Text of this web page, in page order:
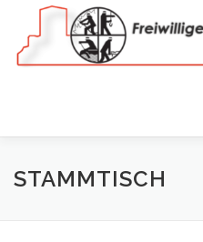
springen
NEWS VEREIN
STAMMTISCH